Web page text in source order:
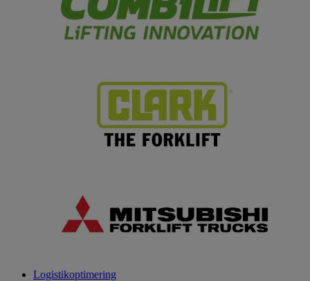
Logistikoptimering